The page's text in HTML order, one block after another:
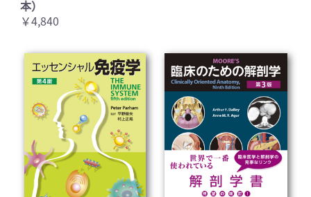
お買い物を続ける カートへ進む
本）
￥4,840